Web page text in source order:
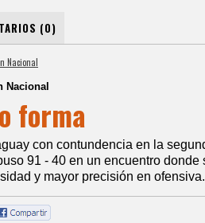
(0)
Nacional
Nacional
forma
con contundencia en la
91 - 40 en un encuentro
y mayor precisión en ofensiva.